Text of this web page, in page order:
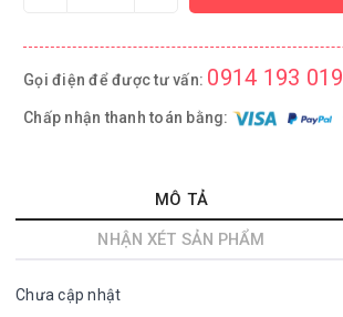
Gọi điện để được tư vấn: 0914 193 019
Chấp nhận thanh toán bằng:
MÔ TẢ
NHẬN XÉT SẢN PHẨM
Chưa cập nhật